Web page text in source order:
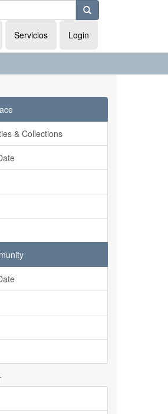
Servicios Login
& Collections